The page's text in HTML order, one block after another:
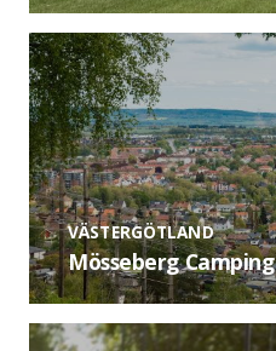
VÄSTERGÖTLAND
Mösseberg Camping